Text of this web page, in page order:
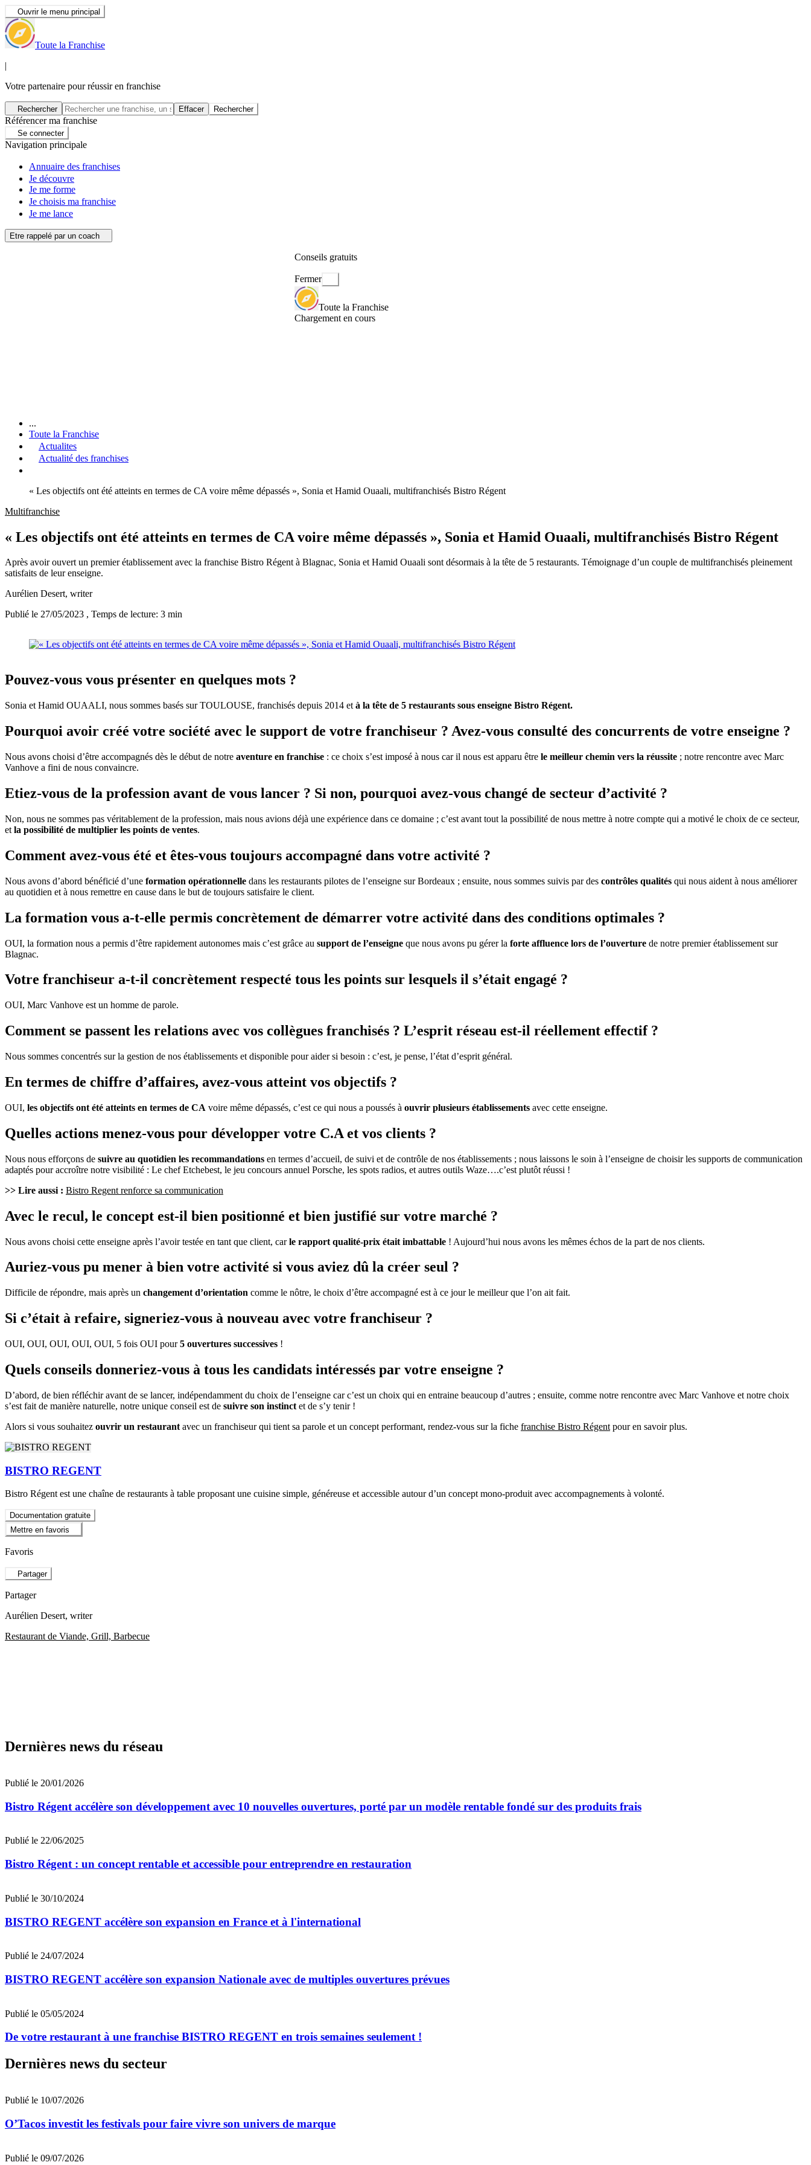
Ouvrir le menu principal
Toute la Franchise
|
Votre partenaire pour réussir en franchise
Rechercher Effacer Rechercher
Référencer ma franchise
Se connecter
Navigation principale
Annuaire des franchises
Je découvre
Je me forme
Je choisis ma franchise
Je me lance
Etre rappelé par un coach
Conseils gratuits
Fermer
Toute la Franchise
Chargement en cours
...
Toute la Franchise
Actualites
Actualité des franchises
« Les objectifs ont été atteints en termes de CA voire même dépassés », Sonia et Hamid Ouaali, multifranchisés Bistro Régent
Multifranchise
« Les objectifs ont été atteints en termes de CA voire même dépassés », Sonia et Hamid Ouaali, multifranchisés Bistro Régent
Après avoir ouvert un premier établissement avec la franchise Bistro Régent à Blagnac, Sonia et Hamid Ouaali sont désormais à la tête de 5 restaurants. Témoignage d’un couple de multifranchisés pleinement
satisfaits de leur enseigne.
Aurélien Desert, writer
Publié le 27/05/2023 , Temps de lecture: 3 min
Pouvez-vous vous présenter en quelques mots ?
Sonia et Hamid OUAALI, nous sommes basés sur TOULOUSE, franchisés depuis 2014 et à la tête de 5 restaurants sous enseigne Bistro Régent.
Pourquoi avoir créé votre société avec le support de votre franchiseur ? Avez-vous consulté des concurrents de votre enseigne ?
Nous avons choisi d’être accompagnés dès le début de notre aventure en franchise : ce choix s’est imposé à nous car il nous est apparu être le meilleur chemin vers la réussite ; notre rencontre avec Marc
Vanhove a fini de nous convaincre.
Etiez-vous de la profession avant de vous lancer ? Si non, pourquoi avez-vous changé de secteur d’activité ?
Non, nous ne sommes pas véritablement de la profession, mais nous avions déjà une expérience dans ce domaine ; c’est avant tout la possibilité de nous mettre à notre compte qui a motivé le choix de ce secteur,
et la possibilité de multiplier les points de ventes.
Comment avez-vous été et êtes-vous toujours accompagné dans votre activité ?
Nous avons d’abord bénéficié d’une formation opérationnelle dans les restaurants pilotes de l’enseigne sur Bordeaux ; ensuite, nous sommes suivis par des contrôles qualités qui nous aident à nous améliorer
au quotidien et à nous remettre en cause dans le but de toujours satisfaire le client.
La formation vous a-t-elle permis concrètement de démarrer votre activité dans des conditions optimales ?
OUI, la formation nous a permis d’être rapidement autonomes mais c’est grâce au support de l’enseigne que nous avons pu gérer la forte affluence lors de l’ouverture de notre premier établissement sur
Blagnac.
Votre franchiseur a-t-il concrètement respecté tous les points sur lesquels il s’était engagé ?
OUI, Marc Vanhove est un homme de parole.
Comment se passent les relations avec vos collègues franchisés ? L’esprit réseau est-il réellement effectif ?
Nous sommes concentrés sur la gestion de nos établissements et disponible pour aider si besoin : c’est, je pense, l’état d’esprit général.
En termes de chiffre d’affaires, avez-vous atteint vos objectifs ?
OUI, les objectifs ont été atteints en termes de CA voire même dépassés, c’est ce qui nous a poussés à ouvrir plusieurs établissements avec cette enseigne.
Quelles actions menez-vous pour développer votre C.A et vos clients ?
Nous nous efforçons de suivre au quotidien les recommandations en termes d’accueil, de suivi et de contrôle de nos établissements ; nous laissons le soin à l’enseigne de choisir les supports de communication
adaptés pour accroître notre visibilité : Le chef Etchebest, le jeu concours annuel Porsche, les spots radios, et autres outils Waze….c’est plutôt réussi !
>> Lire aussi : Bistro Regent renforce sa communication
Avec le recul, le concept est-il bien positionné et bien justifié sur votre marché ?
Nous avons choisi cette enseigne après l’avoir testée en tant que client, carle rapport qualité-prix était imbattable ! Aujourd’hui nous avons les mêmes échos de la part de nos clients.
Auriez-vous pu mener à bien votre activité si vous aviez dû la créer seul ?
Difficile de répondre, mais après un changement d’orientation comme le nôtre, le choix d’être accompagné est à ce jour le meilleur que l’on ait fait.
Si c’était à refaire, signeriez-vous à nouveau avec votre franchiseur ?
OUI, OUI, OUI, OUI, OUI, 5 fois OUI pour5 ouvertures successives !
Quels conseils donneriez-vous à tous les candidats intéressés par votre enseigne ?
D’abord, de bien réfléchir avant de se lancer, indépendamment du choix de l’enseigne car c’est un choix qui en entraine beaucoup d’autres ; ensuite, comme notre rencontre avec Marc Vanhove et notre choix
s’est fait de manière naturelle, notre unique conseil est de suivre son instinct et de s’y tenir !
Alors si vous souhaitez ouvrir un restaurant avec un franchiseur qui tient sa parole et un concept performant, rendez-vous sur la fiche franchise Bistro Régent pour en savoir plus.
BISTRO REGENT
Bistro Régent est une chaîne de restaurants à table proposant une cuisine simple, généreuse et accessible autour d’un concept mono-produit avec accompagnements à volonté.
Documentation gratuite
Mettre en favoris
Favoris
Partager
Partager
Aurélien Desert, writer
Restaurant de Viande, Grill, Barbecue
Dernières news du réseau
Publié le 20/01/2026
Bistro Régent accélère son développement avec 10 nouvelles ouvertures, porté par un modèle rentable fondé sur des produits frais
Publié le 22/06/2025
Bistro Régent : un concept rentable et accessible pour entreprendre en restauration
Publié le 30/10/2024
BISTRO REGENT accélère son expansion en France et à l'international
Publié le 24/07/2024
BISTRO REGENT accélère son expansion Nationale avec de multiples ouvertures prévues
Publié le 05/05/2024
De votre restaurant à une franchise BISTRO REGENT en trois semaines seulement !
Dernières news du secteur
Publié le 10/07/2026
O’Tacos investit les festivals pour faire vivre son univers de marque
Publié le 09/07/2026